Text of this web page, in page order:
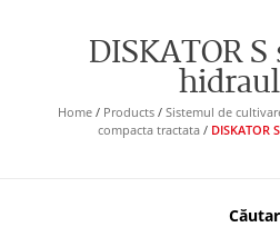
DISKATOR
Home/ Products/ Sistemul de
compacta tractata/ DISKATOR